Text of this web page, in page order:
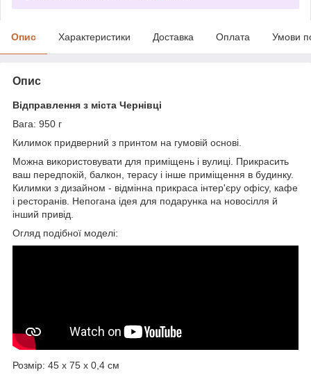
Опис Характеристики Доставка Оплата Умови
Опис
Відправлення з міста Чернівці
Вага: 950 г
Килимок придверний з принтом на гумовій основі.
Можна використовувати для приміщень і вулиці. Прикрасить
ваш передпокій, балкон, терасу і інше приміщення в будинку.
Килимки з дизайном - відмінна прикраса інтер'єру офісу, кафе
і ресторанів. Непогана ідея для подарунка на новосілля й
інший привід.
Огляд подібної моделі:
Розмір: 45 х 75 х 0,4 см